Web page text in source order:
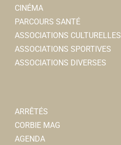
CINÉMA
PARCOURS SANTÉ
ASSOCIATIONS CULTURELLES
ASSOCIATIONS SPORTIVES
ASSOCIATIONS DIVERSES
ARRÊTÉS
CORBIE MAG
AGENDA